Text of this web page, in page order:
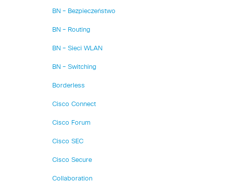
BN – Bezpieczeństwo
BN – Routing
BN – Sieci WLAN
BN – Switching
Borderless
Cisco Connect
Cisco Forum
Cisco SEC
Cisco Secure
Collaboration